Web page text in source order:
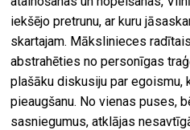
iekšējo pretrunu, ar kuru
skartajam. Mākslinieces
abstrahēties no personīgas
plašāku diskusiju par egoismu,
pieaugšanu. No vienas puses,
sasniegumus, atklājas